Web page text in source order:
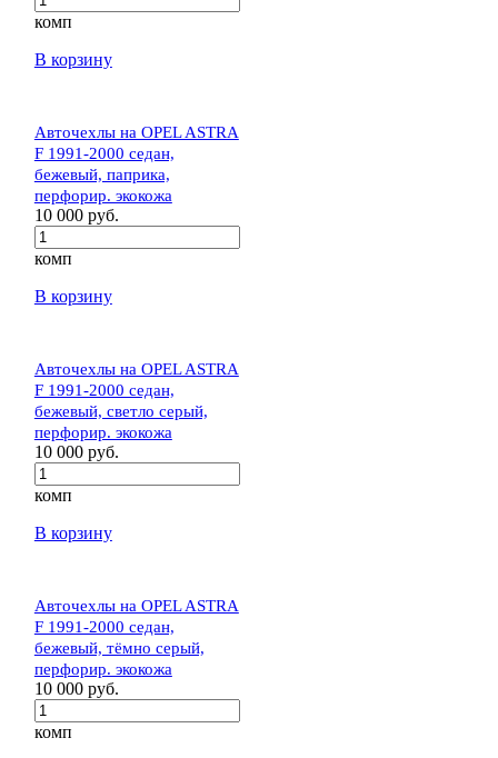
комп
В корзину
Авточехлы на OPEL ASTRA
F 1991-2000 седан,
бежевый, паприка,
перфорир. экокожа
10 000 руб.
комп
В корзину
Авточехлы на OPEL ASTRA
F 1991-2000 седан,
бежевый, светло серый,
перфорир. экокожа
10 000 руб.
комп
В корзину
Авточехлы на OPEL ASTRA
F 1991-2000 седан,
бежевый, тёмно серый,
перфорир. экокожа
10 000 руб.
комп